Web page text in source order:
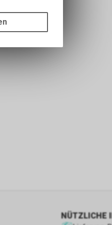
NÜTZLICHE
wie die
die
zu